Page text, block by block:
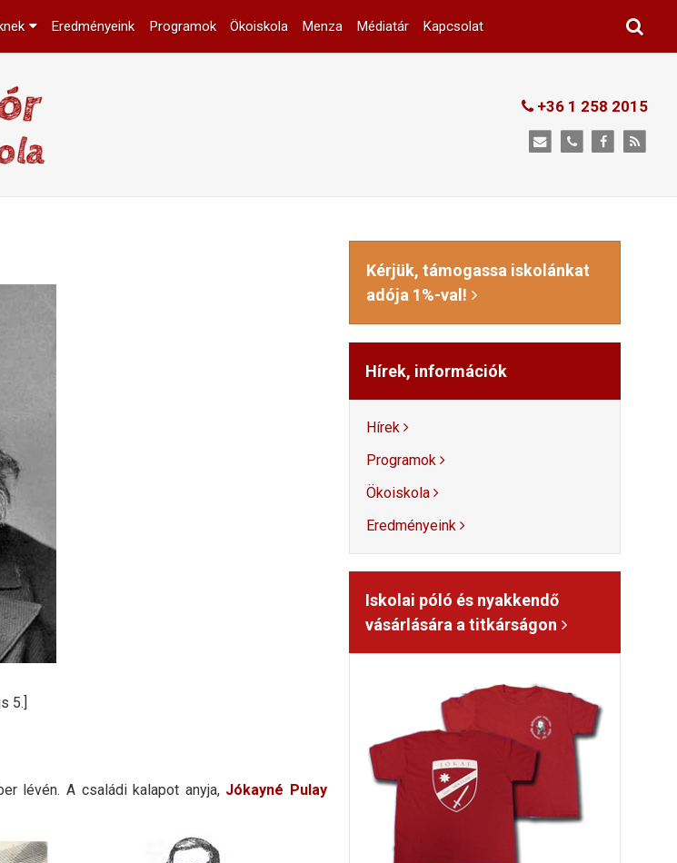
Eredményeink Programok Ökoiskola Menza Médiatár Kapcsolat
+36 1 258 2015
5.]
lévén. A családi kalapot anyja, Jókayné Pulay
Kérjük, támogassa iskolánkat
adója 1%-val!
Hírek, információk
Hírek
Programok
Ökoiskola
Eredményeink
Iskolai póló és nyakkendő
vásárlására a titkárságon